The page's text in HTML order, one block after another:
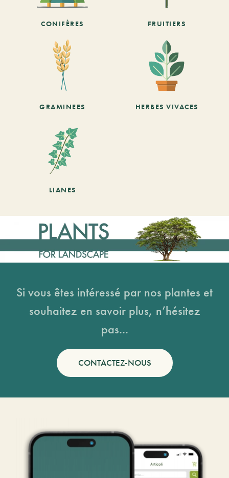
CONIFÈRES FRUITIERS
GRAMINEES HERBES VIVACES
LIANES
Si vous êtes intéressé par nos plantes et
souhaitez en savoir plus, n’hésitez
pas...
CONTACTEZ-NOUS